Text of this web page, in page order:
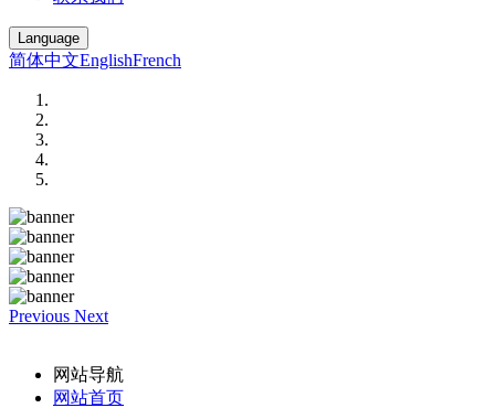
Language
简体中文EnglishFrench
Previous Next
网站导航
网站首页